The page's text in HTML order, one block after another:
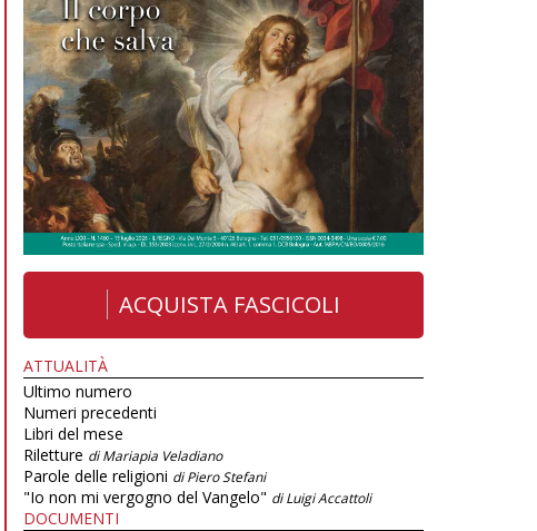
ACQUISTA FASCICOLI
ATTUALITÀ
Ultimo numero
Numeri precedenti
Libri del mese
Riletture di Mariapia Veladiano
Parole delle religioni di Piero Stefani
"Io non mi vergogno del Vangelo" di Luigi Accattoli
DOCUMENTI